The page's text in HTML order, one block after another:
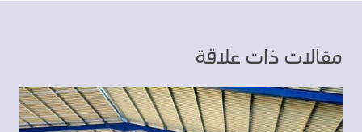
مقالات ذات علاقة